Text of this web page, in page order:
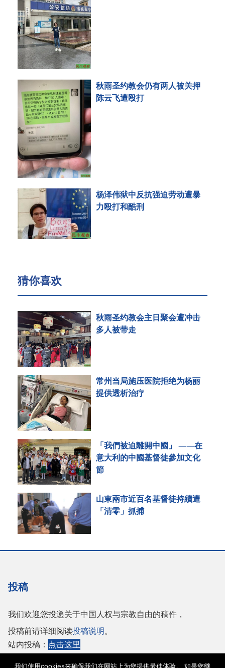
秋雨圣约教会仍有两人被关押
陈云飞遭殴打
杨泽伟狱中反抗强迫劳动遭暴
力殴打和酷刑
猜你喜欢
秋雨圣约教会主日聚会遭冲击
多人被带走
常州当局施压医院拒绝为杨丽
提供透析治疗
「我們被迫離開中國」 ——在
意大利的中國基督徒參加文化
節
山東兩市近百名基督徒持續遭
「清零」抓捕
投稿
我们欢迎您投递关于中国人权与宗教自由的稿件，
投稿前请详细阅读投稿说明。
站内投稿： 点击这里
我们使用cookies来确保我们在网站上为您提供最佳体验。 如果您继